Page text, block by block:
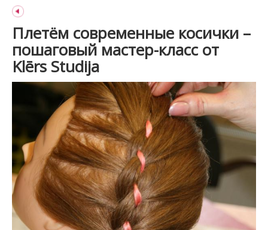
Плетём современные косички –
пошаговый мастер-класс от
Klērs Studija